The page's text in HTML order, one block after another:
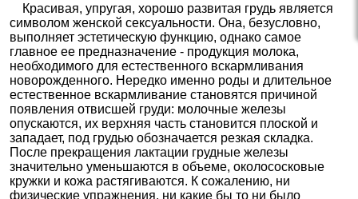
Красивая, упругая, хорошо развитая грудь является
символом женской сексуальности. Она, безусловно,
выполняет эстетическую функцию, однако самое
главное ее предназначение - продукция молока,
необходимого для естественного вскармливания
новорожденного. Нередко именно роды и длительное
естественное вскармливание становятся причиной
появления отвисшей груди: молочные железы
опускаются, их верхняя часть становится плоской и
западает, под грудью обозначается резкая складка.
После прекращения лактации грудные железы
значительно уменьшаются в объеме, околососковые
кружки и кожа растягиваются. К сожалению, ни
физические упражнения, ни какие бы то ни было